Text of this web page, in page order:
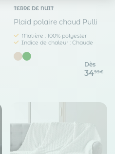
d'adapter et de gérer vos
TERRE DE NUIT
Plaid polaire chaud Pulli
Matière : 100% polyester
Indice de chaleur : Chaude
Dès
3499€